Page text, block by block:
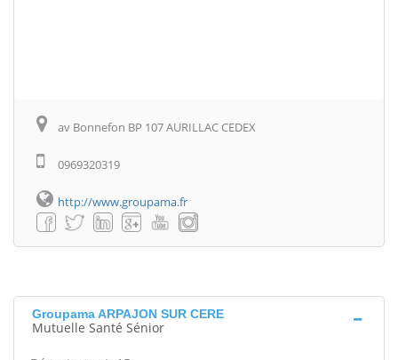
av Bonnefon BP 107 AURILLAC CEDEX
0969320319
http://www.groupama.fr
Groupama ARPAJON SUR CERE
Mutuelle Santé Sénior